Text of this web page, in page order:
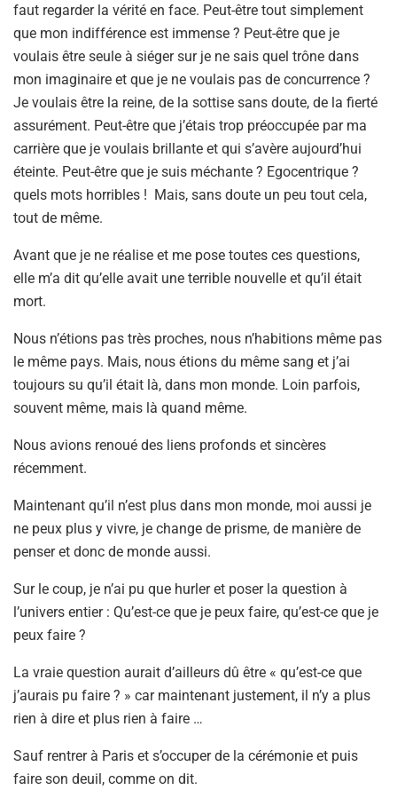
faut regarder la vérité en face. Peut-être tout simplement
que mon indifférence est immense ? Peut-être que je
voulais être seule à siéger sur je ne sais quel trône dans
mon imaginaire et que je ne voulais pas de concurrence ?
Je voulais être la reine, de la sottise sans doute, de la fierté
assurément. Peut-être que j’étais trop préoccupée par ma
carrière que je voulais brillante et qui s’avère aujourd’hui
éteinte. Peut-être que je suis méchante ? Egocentrique ?
quels mots horribles ! Mais, sans doute un peu tout cela,
tout de même.
Avant que je ne réalise et me pose toutes ces questions,
elle m’a dit qu’elle avait une terrible nouvelle et qu’il était
mort.
Nous n’étions pas très proches, nous n’habitions même pas
le même pays. Mais, nous étions du même sang et j’ai
toujours su qu’il était là, dans mon monde. Loin parfois,
souvent même, mais là quand même.
Nous avions renoué des liens profonds et sincères
récemment.
Maintenant qu’il n’est plus dans mon monde, moi aussi je
ne peux plus y vivre, je change de prisme, de manière de
penser et donc de monde aussi.
Sur le coup, je n’ai pu que hurler et poser la question à
l’univers entier : Qu’est-ce que je peux faire, qu’est-ce que je
peux faire ?
La vraie question aurait d’ailleurs dû être « qu’est-ce que
j’aurais pu faire ? » car maintenant justement, il n’y a plus
rien à dire et plus rien à faire …
Sauf rentrer à Paris et s’occuper de la cérémonie et puis
faire son deuil, comme on dit.